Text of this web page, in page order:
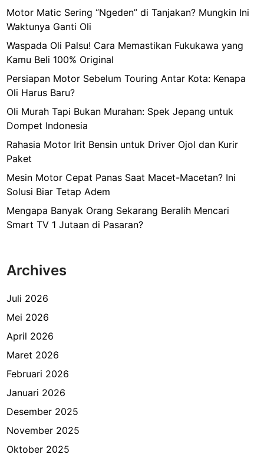
Motor Matic Sering “Ngeden” di Tanjakan? Mungkin Ini
Waktunya Ganti Oli
Waspada Oli Palsu! Cara Memastikan Fukukawa yang
Kamu Beli 100% Original
Persiapan Motor Sebelum Touring Antar Kota: Kenapa
Oli Harus Baru?
Oli Murah Tapi Bukan Murahan: Spek Jepang untuk
Dompet Indonesia
Rahasia Motor Irit Bensin untuk Driver Ojol dan Kurir
Paket
Mesin Motor Cepat Panas Saat Macet-Macetan? Ini
Solusi Biar Tetap Adem
Mengapa Banyak Orang Sekarang Beralih Mencari
Smart TV 1 Jutaan di Pasaran?
Archives
Juli 2026
Mei 2026
April 2026
Maret 2026
Februari 2026
Januari 2026
Desember 2025
November 2025
Oktober 2025